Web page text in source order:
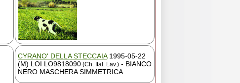
CYRANO' DELLA STECCAIA1995-05-22
(M) LOI LO9818090 (Ch. Ital. Lav.) - BIANCO
NERO MASCHERA SIMMETRICA